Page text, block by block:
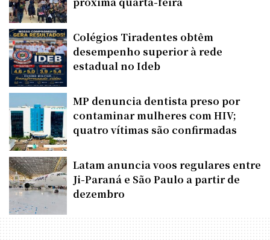
Colégios Tiradentes obtêm
desempenho superior à rede
estadual no Ideb
MP denuncia dentista preso por
contaminar mulheres com HIV;
quatro vítimas são confirmadas
Latam anuncia voos regulares entre
Ji-Paraná e São Paulo a partir de
dezembro